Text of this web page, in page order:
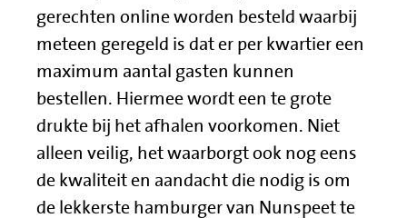
gerechten online worden besteld waarbij
meteen geregeld is dat er per kwartier een
maximum aantal gasten kunnen
bestellen. Hiermee wordt een te grote
drukte bij het afhalen voorkomen. Niet
alleen veilig, het waarborgt ook nog eens
de kwaliteit en aandacht die nodig is om
de lekkerste hamburger van Nunspeet te